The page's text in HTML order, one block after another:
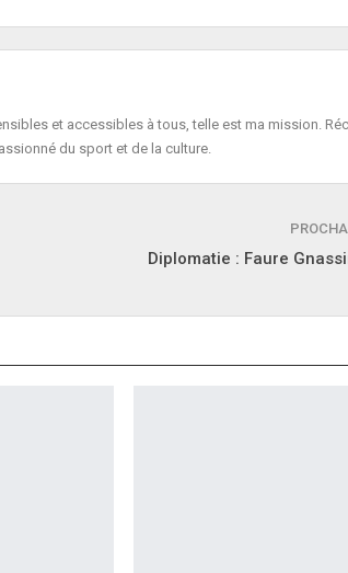
et accessibles à tous, telle est ma mission.
du sport et de la culture.
Diplomatie : Faure